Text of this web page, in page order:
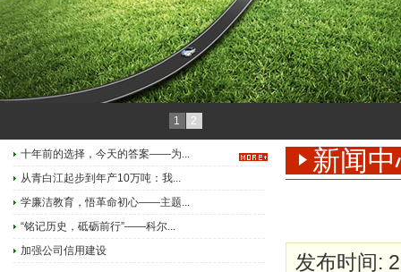
1 2
十年前的选择，今天的答案——为...
从青白江起步到年产10万吨：我...
学廉洁教育，悟革命初心——主题...
“铭记历史，砥砺前行”——科尔...
加强公司信用建设
新闻
发布时间: